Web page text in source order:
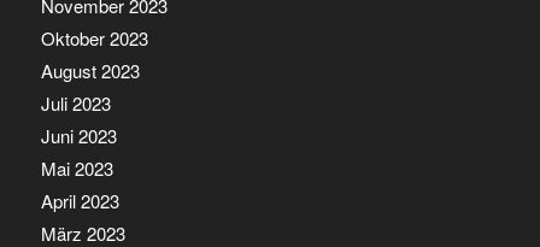
Oktober 2023
August 2023
Juli 2023
Juni 2023
Mai 2023
April 2023
März 2023